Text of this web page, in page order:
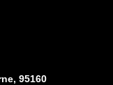
95160